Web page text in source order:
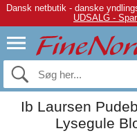
Dansk netbutik - danske
UDSALG -
Ib Laursen
Lysegule